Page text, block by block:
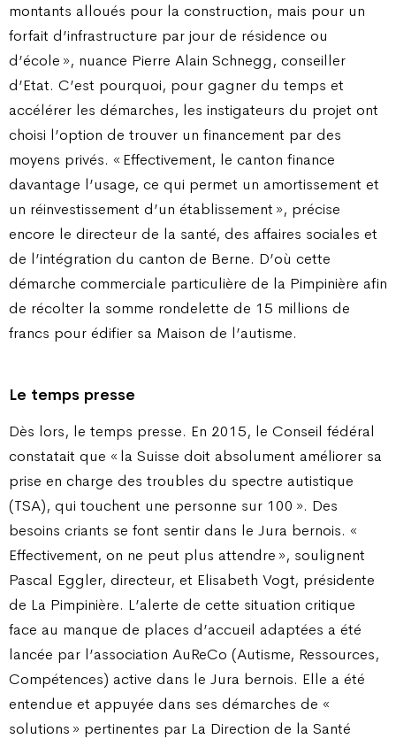
montants alloués pour la construction, mais pour un
forfait d’infrastructure par jour de résidence ou
d’école », nuance Pierre Alain Schnegg, conseiller
d’Etat. C’est pourquoi, pour gagner du temps et
accélérer les démarches, les instigateurs du projet ont
choisi l’option de trouver un financement par des
moyens privés. « Effectivement, le canton finance
davantage l’usage, ce qui permet un amortissement et
un réinvestissement d’un établissement », précise
encore le directeur de la santé, des affaires sociales et
de l’intégration du canton de Berne. D’où cette
démarche commerciale particulière de la Pimpinière afin
de récolter la somme rondelette de 15 millions de
francs pour édifier sa Maison de l’autisme.
Le temps presse
Dès lors, le temps presse. En 2015, le Conseil fédéral
constatait que « la Suisse doit absolument améliorer sa
prise en charge des troubles du spectre autistique
(TSA), qui touchent une personne sur 100 ». Des
besoins criants se font sentir dans le Jura bernois. «
Effectivement, on ne peut plus attendre », soulignent
Pascal Eggler, directeur, et Elisabeth Vogt, présidente
de La Pimpinière. L’alerte de cette situation critique
face au manque de places d’accueil adaptées a été
lancée par l’association AuReCo (Autisme, Ressources,
Compétences) active dans le Jura bernois. Elle a été
entendue et appuyée dans ses démarches de «
solutions » pertinentes par La Direction de la Santé